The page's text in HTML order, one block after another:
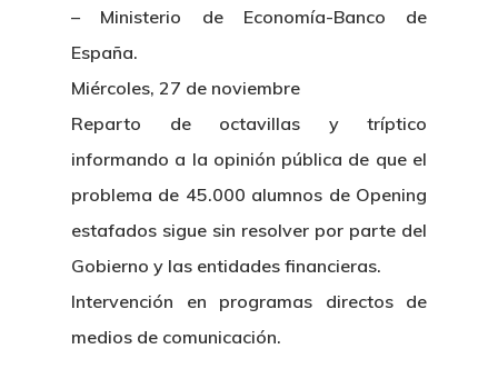
– Ministerio de Economía-Banco de
España.
Miércoles, 27 de noviembre
Reparto de octavillas y tríptico
informando a la opinión pública de que el
problema de 45.000 alumnos de Opening
estafados sigue sin resolver por parte del
Gobierno y las entidades financieras.
Intervención en programas directos de
medios de comunicación.
¿Quiénes